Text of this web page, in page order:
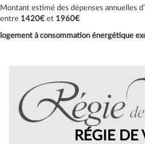
Montant estimé des dépenses annuelles
entre 1420€ et 1960€
logement à consommation énergétique
RÉGIE DE